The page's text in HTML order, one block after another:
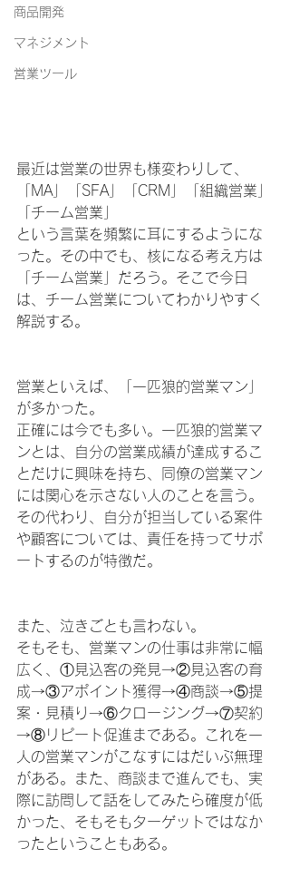
商品開発
マネジメント
営業ツール
最近は営業の世界も様変わりして、
「MA」「SFA」「CRM」「組織営業」
「チーム営業」
という言葉を頻繁に耳にするようにな
った。その中でも、核になる考え方は
「チーム営業」だろう。そこで今日
は、チーム営業についてわかりやすく
解説する。
営業といえば、「一匹狼的営業マン」
が多かった。
正確には今でも多い。一匹狼的営業マ
ンとは、自分の営業成績が達成するこ
とだけに興味を持ち、同僚の営業マン
には関心を示さない人のことを言う。
その代わり、自分が担当している案件
や顧客については、責任を持ってサポ
ートするのが特徴だ。
また、泣きごとも言わない。
そもそも、営業マンの仕事は非常に幅
広く、①見込客の発見→②見込客の育
成→③アポイント獲得→④商談→⑤提
案・見積り→⑥クロージング→⑦契約
→⑧リピート促進まである。これを一
人の営業マンがこなすにはだいぶ無理
がある。また、商談まで進んでも、実
際に訪問して話をしてみたら確度が低
かった、そもそもターゲットではなか
ったということもある。